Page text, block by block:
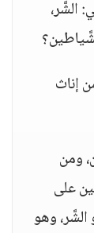
الشَّر،
إناث
ومن
على
وهو